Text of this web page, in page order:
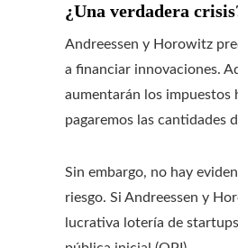
¿Una verdadera
Andreessen y Horowitz
a financiar innovaciones.
aumentarán los impuestos
pagaremos las cantidades
Sin embargo, no hay
riesgo. Si Andreessen y
lucrativa lotería de